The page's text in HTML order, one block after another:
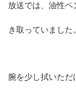
放送では、油性ペ
き取っていました
腕を少し拭いただ